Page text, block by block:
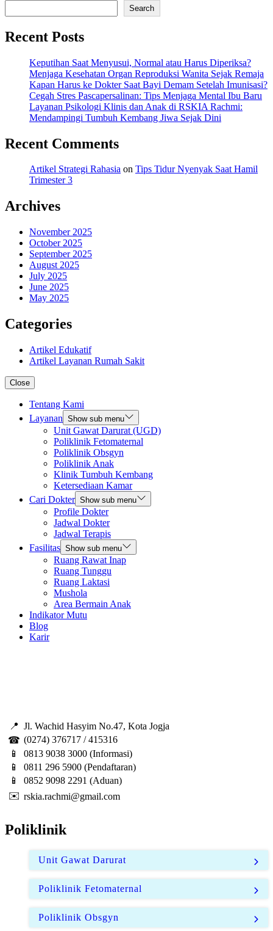
Search
Recent Posts
Keputihan Saat Menyusui, Normal atau Harus Diperiksa?
Menjaga Kesehatan Organ Reproduksi Wanita Sejak Remaja
Kapan Harus ke Dokter Saat Bayi Demam Setelah Imunisasi?
Cegah Stres Pascapersalinan: Tips Menjaga Mental Ibu Baru
Layanan Psikologi Klinis dan Anak di RSKIA Rachmi:
Mendampingi Tumbuh Kembang Jiwa Sejak Dini
Recent Comments
Artikel Strategi Rahasia on Tips Tidur Nyenyak Saat Hamil
Trimester 3
Archives
November 2025
October 2025
September 2025
August 2025
July 2025
June 2025
May 2025
Categories
Artikel Edukatif
Artikel Layanan Rumah Sakit
Close
Tentang Kami
Layanan Show sub menu
Unit Gawat Darurat (UGD)
Poliklinik Fetomaternal
Poliklinik Obsgyn
Poliklinik Anak
Klinik Tumbuh Kembang
Ketersediaan Kamar
Cari Dokter Show sub menu
Profile Dokter
Jadwal Dokter
Jadwal Terapis
Fasilitas Show sub menu
Ruang Rawat Inap
Ruang Tunggu
Ruang Laktasi
Mushola
Area Bermain Anak
Indikator Mutu
Blog
Karir
📍 Jl. Wachid Hasyim No.47, Kota Jogja
☎ (0274) 376717 / 415316
📱
0813 9038 3000 (Informasi)
📱
0811 296 5900 (Pendaftaran)
📱
0852 9098 2291 (Aduan)
✉️ rskia.rachmi@gmail.com
Poliklinik
Unit Gawat Darurat
Poliklinik Fetomaternal
Poliklinik Obsgyn